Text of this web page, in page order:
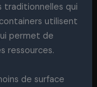
traditionnelles qui
utilisent
permet de
ressources.
de surface